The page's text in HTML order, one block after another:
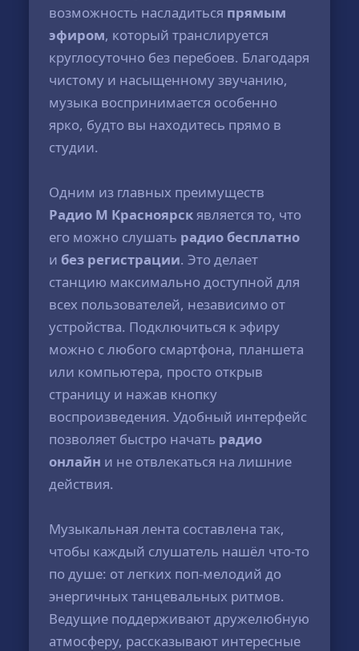
возможность насладиться прямым
эфиром, который транслируется
круглосуточно без перебоев. Благодаря
чистому и насыщенному звучанию,
музыка воспринимается особенно
ярко, будто вы находитесь прямо в
студии.
Одним из главных преимуществ
Радио М Красноярскявляется то, что
его можно слушать радио бесплатно
ибез регистрации. Это делает
станцию максимально доступной для
всех пользователей, независимо от
устройства. Подключиться к эфиру
можно с любого смартфона, планшета
или компьютера, просто открыв
страницу и нажав кнопку
воспроизведения. Удобный интерфейс
позволяет быстро начать радио
онлайн и не отвлекаться на лишние
действия.
Музыкальная лента составлена так,
чтобы каждый слушатель нашёл что-то
по душе: от легких поп-мелодий до
энергичных танцевальных ритмов.
Ведущие поддерживают дружелюбную
атмосферу, рассказывают интересные